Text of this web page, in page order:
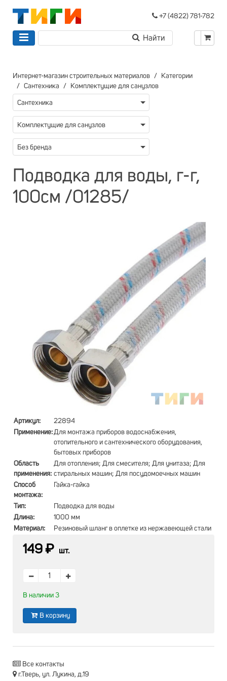
+7 (4822) 781-782
Интернет-магазин строительных материалов
Категории
Сантехника
Комплектущие для санузлов
Сантехника
Комплектущие для санузлов
Без бренда
Подводка для воды, г-г,
100см /01285/
Артикул:
22894
Применение:Для монтажа приборов водоснабжения,
отопительного и сантехнического оборудования,
бытовых приборов
Область
применения:
Для отопления; Для смесителя; Для унитаза; Для
стиральных машин; Для посудомоечных машин
Способ
монтажа:
Гайка-гайка
Тип:
Подводка для воды
Длина:
1000 мм
Материал:
Резиновый шланг в оплетке из нержавеющей стали
149 ₽ шт.
В наличии 3
В корзину
Все контакты
г.Тверь, ул. Лукина, д.19